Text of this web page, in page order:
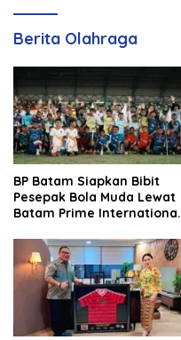
Berita Olahraga
BP Batam Siapkan Bibit
Pesepak Bola Muda Lewat
Batam Prime International
2026